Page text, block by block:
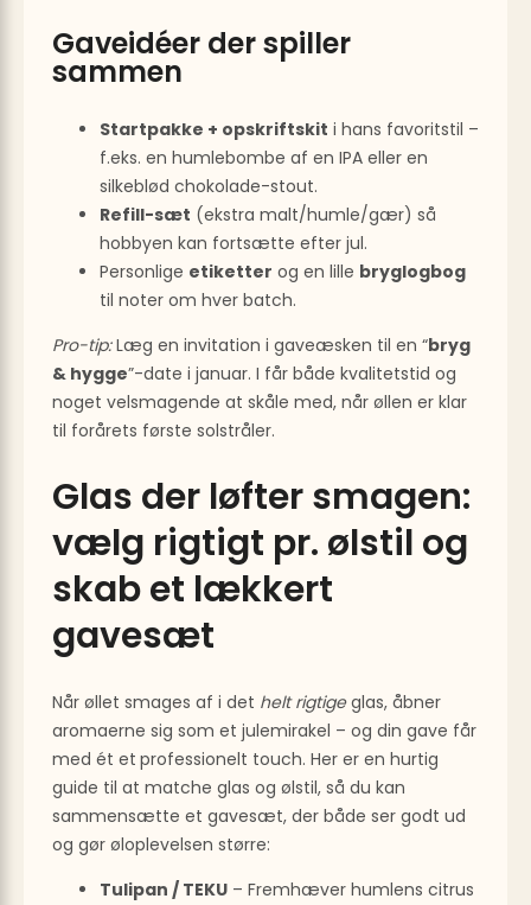
Gaveidéer der spiller
sammen
Startpakke + opskriftskit i hans favoritstil –
f.eks. en humlebombe af en IPA eller en
silkeblød chokolade-stout.
Refill-sæt (ekstra malt/humle/gær) så
hobbyen kan fortsætte efter jul.
Personlige etiketter og en lille bryglogbog
til noter om hver batch.
Pro-tip:Læg en invitation i gaveæsken til en “bryg
& hygge”-date i januar. I får både kvalitetstid og
noget velsmagende at skåle med, når øllen er klar
til forårets første solstråler.
Glas der løfter smagen:
vælg rigtigt pr. ølstil og
skab et lækkert
gavesæt
Når øllet smages af i det helt rigtigeglas, åbner
aromaerne sig som et julemirakel – og din gave får
med ét et professionelt touch. Her er en hurtig
guide til at matche glas og ølstil, så du kan
sammensætte et gavesæt, der både ser godt ud
og gør øloplevelsen større:
Tulipan / TEKU – Fremhæver humlens citrus